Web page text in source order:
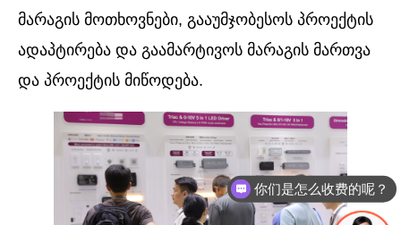
მარაგის მოთხოვნები, გააუმჯობესოს პროექტის
ადაპტირება და გაამარტივოს მარაგის მართვა
და პროექტის მიწოდება.
你们是怎么收费的呢？
现在有优惠活动么？